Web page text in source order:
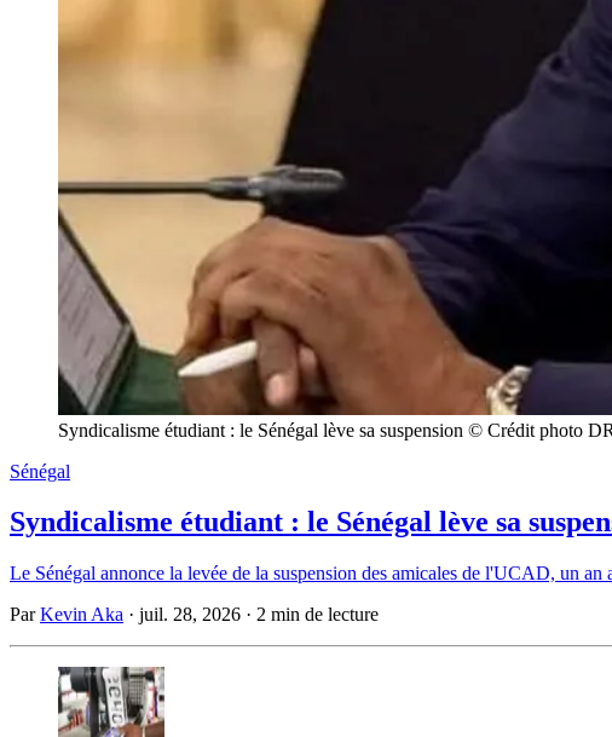
Syndicalisme étudiant : le Sénégal lève sa suspension © Crédit photo DR
Sénégal
Syndicalisme étudiant : le Sénégal lève sa
Le Sénégal annonce la levée de la suspension des amicales de l'UCAD, un
ParKevin Aka · juil. 28, 2026 · 2 min de lecture